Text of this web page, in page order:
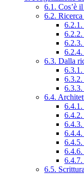
6.1. Cos’è
6.2.
6.2.3.
6.3. Dalla
6.3.1.
6.3.2.
6.4.
6.4.1.
6.4.2.
6.4.6.
6.4.7.
6.5.